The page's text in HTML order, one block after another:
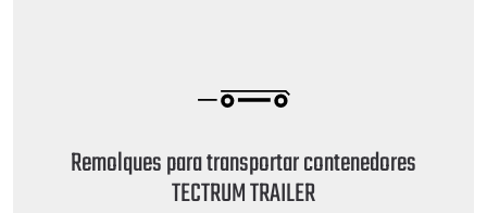
Remolques para transportar contenedores
TECTRUM TRAILER